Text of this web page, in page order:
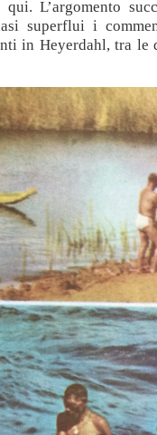
L’argomento
superflui i
in Heyerdahl, tra le